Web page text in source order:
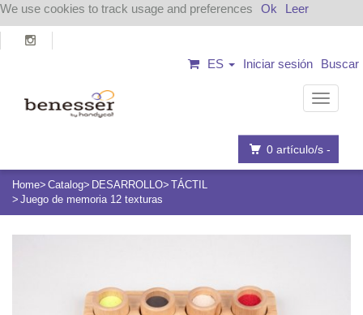
We use cookies to track usage and preferences Ok Leer
ES Iniciar sesión Buscar
0 artículo/s -
Home Catalog DESARROLLO
TÁCTIL
Juego de memoria 12 texturas